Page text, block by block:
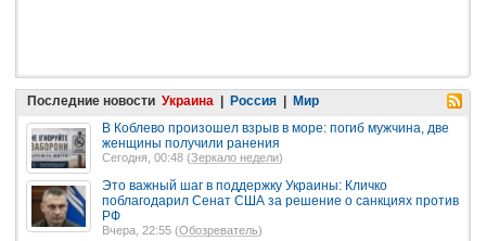
Последние новости Украина | Россия | Мир
В Коблево произошел взрыв в море: погиб мужчина, две
женщины получили ранения
Сегодня, 00:48 (Зеркало недели)
Это важный шаг в поддержку Украины: Кличко
поблагодарил Сенат США за решение о санкциях против
РФ
Вчера, 22:55 (Обозреватель)